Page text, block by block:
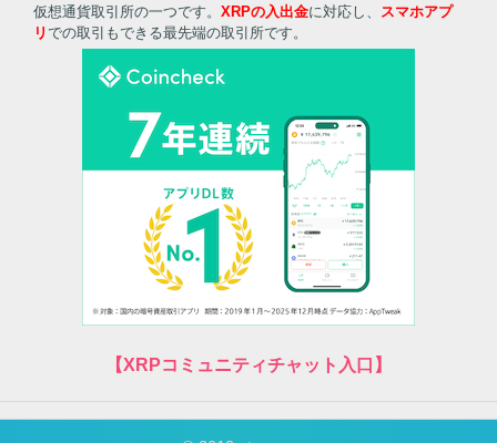
仮想通貨取引所の一つです。 XRPの入出金に対応し、
スマホアプ
リでの取引もできる最先端の取引所です。
【XRPコミュニティチャット入口】